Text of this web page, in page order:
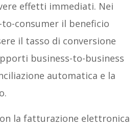
effetti immediati. Nei
consumer il beneficio
il tasso di conversione
business-to-business
automatica e la
la fatturazione elettronica